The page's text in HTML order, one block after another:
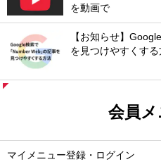
を動画で
【お知らせ】
を見つけやすくする
会員
マイメニュー登録・ログイン